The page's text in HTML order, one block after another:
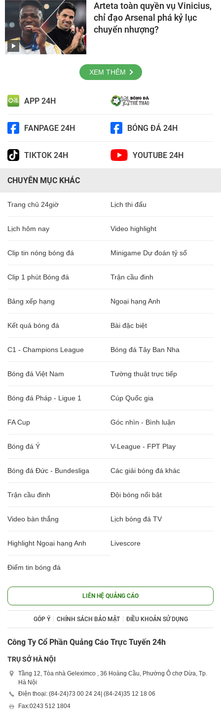
Arteta toàn quyền vụ Vinicius,
chỉ đạo Arsenal phá kỷ lục
chuyển nhượng?
XEM THÊM
APP 24H
FANPAGE 24H BÓNG ĐÁ 24H
TIKTOK 24H YOUTUBE 24H
CHUYÊN MỤC KHÁC
Trang chủ 24giờ Lịch thi đấu
Lịch hôm nay Video highlight
Clip tin nóng bóng đá Minigame Dự đoán tỷ số
Clip 1 phút Bóng đá Trận cầu đinh
Bảng xếp hạng Ngoại hạng Anh
Kết quả bóng đá Bài đặc biệt
C1 - Champions League Bóng đá Tây Ban Nha
Bóng đá Việt Nam Tường thuật trực tiếp
Bóng đá Pháp - Ligue 1 Cúp Quốc gia
FA Cup Góc nhìn - Bình luận
Bóng đá Ý V-League - FPT Play
Bóng đá Đức - Bundesliga Các giải bóng đá khác
Trận cầu đinh Đội bóng nổi bật
Video bàn thắng Lịch bóng đá TV
Highlight Ngoại hạng Anh Livescore
Điểm tin bóng đá
LIÊN HỆ QUẢNG CÁO
GÓP Ý CHÍNH SÁCH BẢO MẬT ĐIỀU KHOẢN SỬ DỤNG
Công Ty Cổ Phần Quảng Cáo Trực Tuyến 24h
TRỤ SỞ HÀ NỘI
Tầng 12, Tòa nhà Geleximco , 36 Hoàng Cầu, Phường Ô chợ Dừa, Tp.
Hà Nội
Điện thoại: (84-24)73 00 24 24 | (84-24)35 12 18 06
Fax:0243 512 1804